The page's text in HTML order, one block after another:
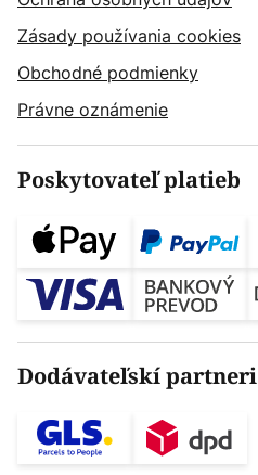
Zásady používania cookies
Obchodné podmienky
Právne oznámenie
Poskytovateľ platieb
Dodávateľskí partneri